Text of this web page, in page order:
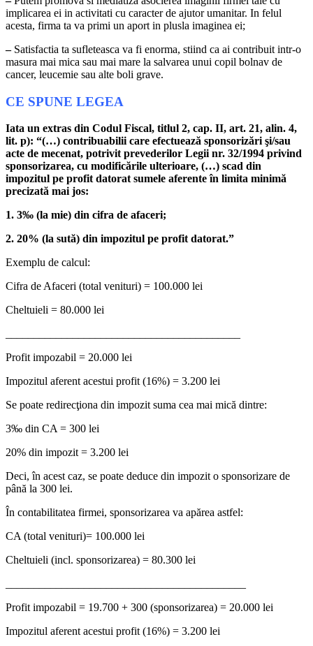
implicarea ei in activitati cu caracter de ajutor umanitar. In felul
acesta, firma ta va primi un aport in plusla imaginea ei;
– Satisfactia ta sufleteasca va fi enorma, stiind ca ai contribuit intr-o
masura mai mica sau mai mare la salvarea unui copil bolnav de
cancer, leucemie sau alte boli grave.
CE SPUNE LEGEA
Iata un extras din Codul Fiscal, titlul 2, cap. II, art. 21, alin. 4,
lit. p): “(…) contribuabilii care efectuează sponsorizări şi/sau
acte de mecenat, potrivit prevederilor Legii nr. 32/1994 privind
sponsorizarea, cu modificările ulterioare, (…) scad din
impozitul pe profit datorat sumele aferente în limita minimă
precizată mai jos:
1. 3‰ (la mie) din cifra de afaceri;
2. 20% (la sută) din impozitul pe profit datorat.”
Exemplu de calcul:
Cifra de Afaceri (total venituri) = 100.000 lei
Cheltuieli = 80.000 lei
Profit impozabil = 20.000 lei
Impozitul aferent acestui profit (16%) = 3.200 lei
Se poate redirecţiona din impozit suma cea mai mică dintre:
3‰ din CA = 300 lei
20% din impozit = 3.200 lei
Deci, în acest caz, se poate deduce din impozit o sponsorizare de
până la 300 lei.
În contabilitatea firmei, sponsorizarea va apărea astfel:
CA (total venituri)= 100.000 lei
Cheltuieli (incl. sponsorizarea) = 80.300 lei
Profit impozabil = 19.700 + 300 (sponsorizarea) = 20.000 lei
Impozitul aferent acestui profit (16%) = 3.200 lei